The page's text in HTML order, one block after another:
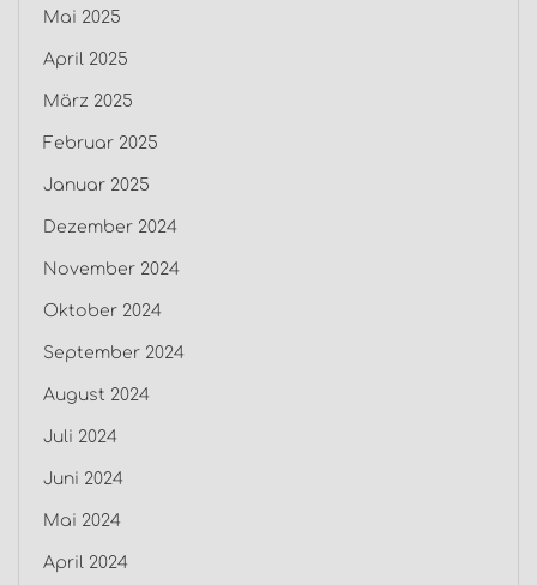
Mai 2025
April 2025
März 2025
Februar 2025
Januar 2025
Dezember 2024
November 2024
Oktober 2024
September 2024
August 2024
Juli 2024
Juni 2024
Mai 2024
April 2024